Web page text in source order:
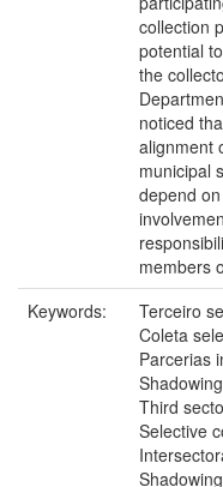
collection
potential
the
noticed
alignment
municipal
depend
members
Keywords:
Terceiro
Coleta
Parcerias
Shadowing
Third
Selective
Shadowing